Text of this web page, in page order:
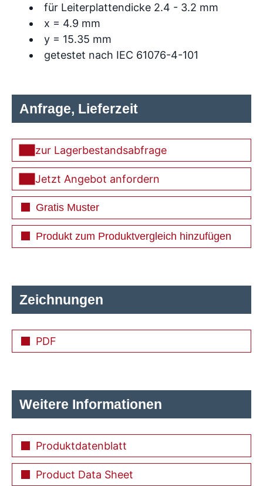
für Leiterplattendicke 2.4 - 3.2 mm
x = 4.9 mm
y = 15.35 mm
getestet nach IEC 61076-4-101
Zeichnungen
PDF
Weitere Informationen
Produktdatenblatt
Product Data Sheet
Anfrage, Lieferzeit
zur Lagerbestandsabfrage
Jetzt Angebot anfordern
Gratis Muster
Produkt zum Produktvergleich hinzufügen